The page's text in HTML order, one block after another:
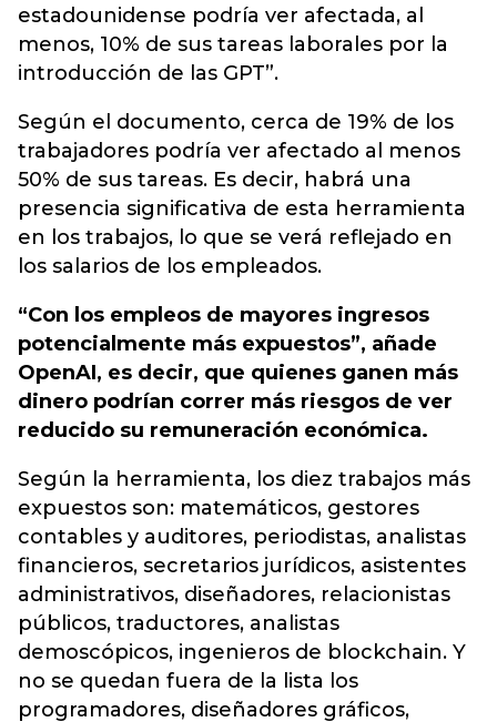
estadounidense podría ver afectada, al
menos, 10% de sus tareas laborales por la
introducción de las GPT”.
Según el documento, cerca de 19% de los
trabajadores podría ver afectado al menos
50% de sus tareas. Es decir, habrá una
presencia significativa de esta herramienta
en los trabajos, lo que se verá reflejado en
los salarios de los empleados.
“Con los empleos de mayores ingresos
potencialmente más expuestos”, añade
OpenAI, es decir, que quienes ganen más
dinero podrían correr más riesgos de ver
reducido su remuneración económica.
Según la herramienta, los diez trabajos más
expuestos son: matemáticos, gestores
contables y auditores, periodistas, analistas
financieros, secretarios jurídicos, asistentes
administrativos, diseñadores, relacionistas
públicos, traductores, analistas
demoscópicos, ingenieros de blockchain. Y
no se quedan fuera de la lista los
programadores, diseñadores gráficos,